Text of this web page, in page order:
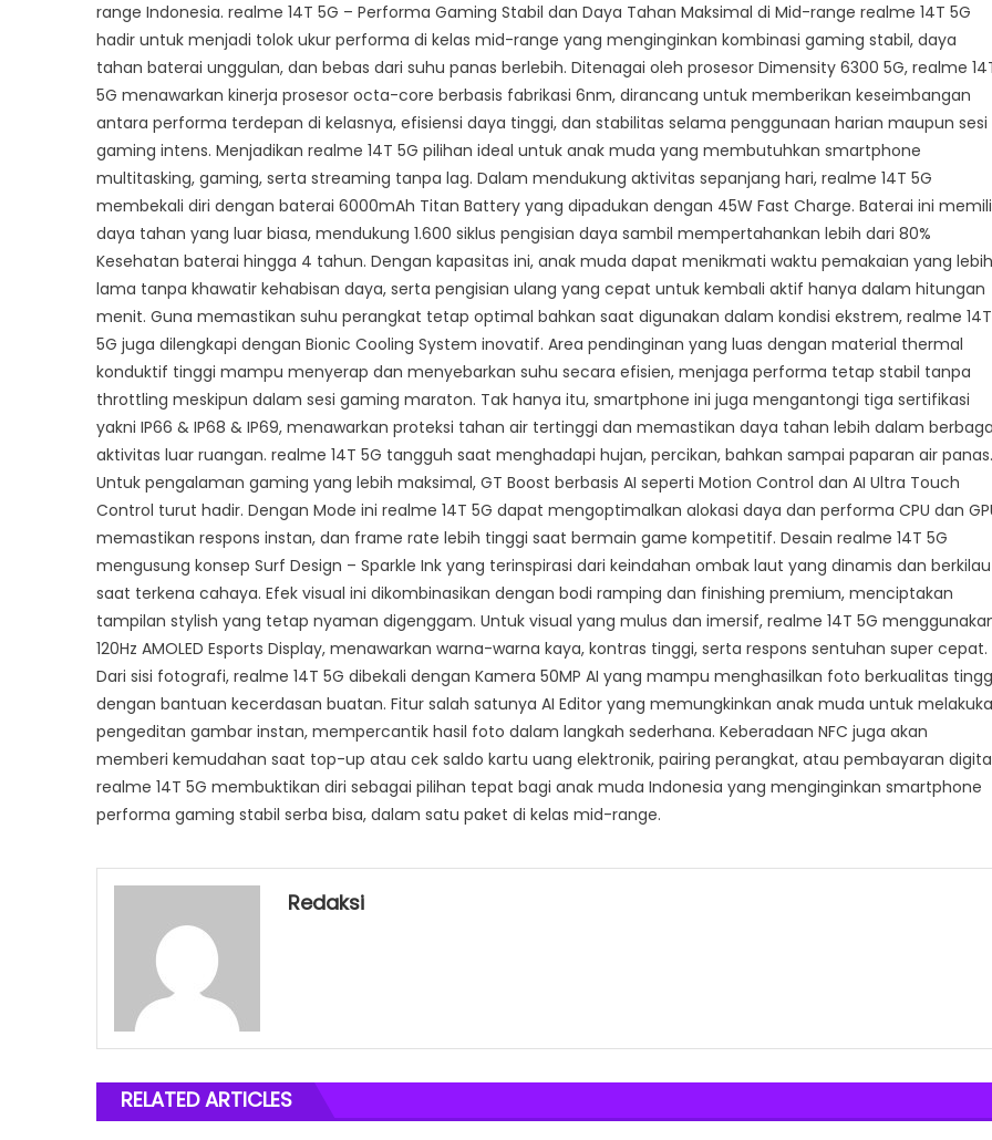
range Indonesia. realme 14T 5G – Performa Gaming Stabil dan Daya Tahan Maksimal di Mid-range realme 14T 5G
hadir untuk menjadi tolok ukur performa di kelas mid-range yang menginginkan kombinasi gaming stabil, daya
tahan baterai unggulan, dan bebas dari suhu panas berlebih. Ditenagai oleh prosesor Dimensity 6300 5G, realme
5G menawarkan kinerja prosesor octa-core berbasis fabrikasi 6nm, dirancang untuk memberikan keseimbangan
antara performa terdepan di kelasnya, efisiensi daya tinggi, dan stabilitas selama penggunaan harian maupun sesi
gaming intens. Menjadikan realme 14T 5G pilihan ideal untuk anak muda yang membutuhkan smartphone
multitasking, gaming, serta streaming tanpa lag. Dalam mendukung aktivitas sepanjang hari, realme 14T 5G
membekali diri dengan baterai 6000mAh Titan Battery yang dipadukan dengan 45W Fast Charge. Baterai ini
daya tahan yang luar biasa, mendukung 1.600 siklus pengisian daya sambil mempertahankan lebih dari 80%
Kesehatan baterai hingga 4 tahun. Dengan kapasitas ini, anak muda dapat menikmati waktu pemakaian yang lebih
lama tanpa khawatir kehabisan daya, serta pengisian ulang yang cepat untuk kembali aktif hanya dalam hitungan
menit. Guna memastikan suhu perangkat tetap optimal bahkan saat digunakan dalam kondisi ekstrem, realme 14T
5G juga dilengkapi dengan Bionic Cooling System inovatif. Area pendinginan yang luas dengan material thermal
konduktif tinggi mampu menyerap dan menyebarkan suhu secara efisien, menjaga performa tetap stabil tanpa
throttling meskipun dalam sesi gaming maraton. Tak hanya itu, smartphone ini juga mengantongi tiga sertifikasi
yakni IP66 & IP68 & IP69, menawarkan proteksi tahan air tertinggi dan memastikan daya tahan lebih dalam
aktivitas luar ruangan. realme 14T 5G tangguh saat menghadapi hujan, percikan, bahkan sampai paparan air panas.
Untuk pengalaman gaming yang lebih maksimal, GT Boost berbasis AI seperti Motion Control dan AI Ultra Touch
Control turut hadir. Dengan Mode ini realme 14T 5G dapat mengoptimalkan alokasi daya dan performa CPU dan
memastikan respons instan, dan frame rate lebih tinggi saat bermain game kompetitif. Desain realme 14T 5G
mengusung konsep Surf Design – Sparkle Ink yang terinspirasi dari keindahan ombak laut yang dinamis dan berkilau
saat terkena cahaya. Efek visual ini dikombinasikan dengan bodi ramping dan finishing premium, menciptakan
tampilan stylish yang tetap nyaman digenggam. Untuk visual yang mulus dan imersif, realme 14T 5G
120Hz AMOLED Esports Display, menawarkan warna-warna kaya, kontras tinggi, serta respons sentuhan super cepat.
Dari sisi fotografi, realme 14T 5G dibekali dengan Kamera 50MP AI yang mampu menghasilkan foto berkualitas
dengan bantuan kecerdasan buatan. Fitur salah satunya AI Editor yang memungkinkan anak muda untuk
pengeditan gambar instan, mempercantik hasil foto dalam langkah sederhana. Keberadaan NFC juga akan
memberi kemudahan saat top-up atau cek saldo kartu uang elektronik, pairing perangkat, atau pembayaran
realme 14T 5G membuktikan diri sebagai pilihan tepat bagi anak muda Indonesia yang menginginkan smartphone
performa gaming stabil serba bisa, dalam satu paket di kelas mid-range.
Redaksi
RELATED ARTICLES